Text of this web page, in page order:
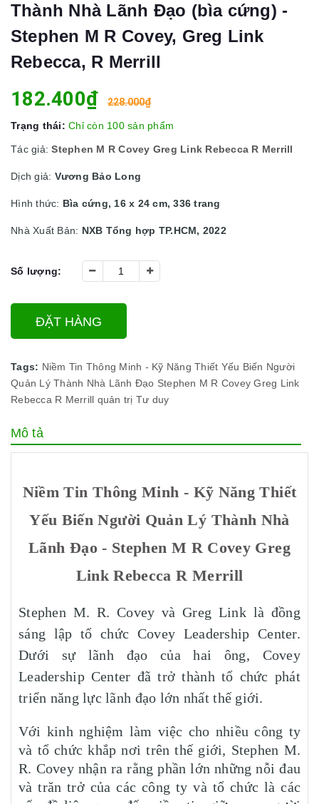
Thành Nhà Lãnh Đạo (bìa cứng) -
Stephen M R Covey, Greg Link
Rebecca, R Merrill
182.400₫ 228.000₫
Trạng thái: Chỉ còn 100 sản phẩm
Tác giả: Stephen M R Covey Greg Link Rebecca R Merrill
Dịch giả: Vương Bảo Long
Hình thức: Bìa cứng, 16 x 24 cm, 336 trang
Nhà Xuất Bản: NXB Tổng hợp TP.HCM, 2022
Số lượng:
ĐẶT HÀNG
Tags: Niềm Tin Thông Minh - Kỹ Năng Thiết Yếu Biến Người
Quản Lý Thành Nhà Lãnh Đạo Stephen M R Covey Greg Link
Rebecca R Merrill quản trị Tư duy
Mô tả
Niềm Tin Thông Minh - Kỹ Năng Thiết
Yếu Biến Người Quản Lý Thành Nhà
Lãnh Đạo - Stephen M R Covey Greg
Link Rebecca R Merrill
Stephen M. R. Covey và Greg Link là đồng
sáng lập tổ chức Covey Leadership Center.
Dưới sự lãnh đạo của hai ông, Covey
Leadership Center đã trở thành tổ chức phát
triển năng lực lãnh đạo lớn nhất thế giới.
Với kinh nghiệm làm việc cho nhiều công ty
và tổ chức khắp nơi trên thế giới, Stephen M.
R. Covey nhận ra rằng phần lớn những nỗi đau
và trăn trở của các công ty và tổ chức là các